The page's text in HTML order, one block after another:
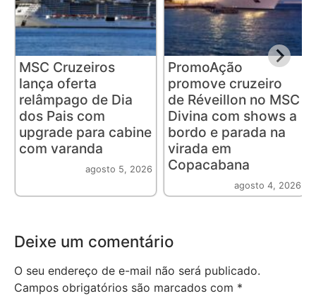
MSC Cruzeiros
lança oferta
relâmpago de Dia
dos Pais com
upgrade para cabine
com varanda
agosto 5, 2026
PromoAção
promove cruzeiro
de Réveillon no MSC
Divina com shows a
bordo e parada na
virada em
Copacabana
agosto 4, 2026
Deixe um comentário
O seu endereço de e-mail não será publicado.
Campos obrigatórios são marcados com *